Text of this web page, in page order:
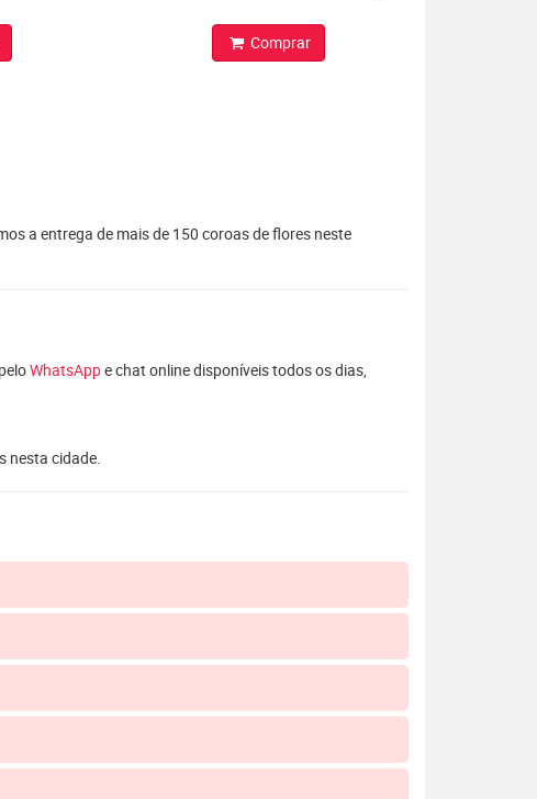
Comprar
a entrega de mais de 150 coroas de flores neste
WhatsAppe chat online disponíveis todos os dias,
nesta cidade.